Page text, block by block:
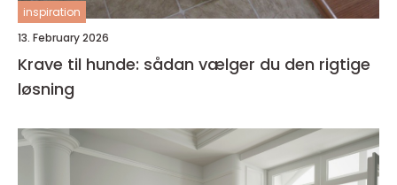
inspiration
13. February 2026
Krave til hunde: sådan vælger du den rigtige
løsning